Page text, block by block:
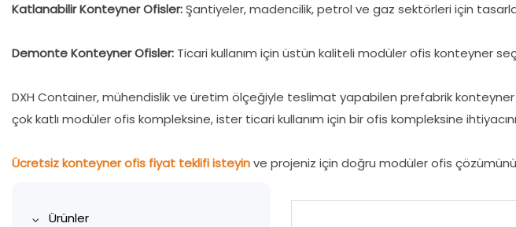
Katlanabilir Konteyner Ofisler:Şantiyeler, madencilik, petrol ve gaz sektörleri için
Demonte Konteyner Ofisler: Ticari kullanım için üstün kaliteli modüler ofis konteyner
DXH Container, mühendislik ve üretim ölçeğiyle teslimat yapabilen prefabrik
çok katlı modüler ofis kompleksine, ister ticari kullanım için bir ofis kompleksine
Ücretsiz konteyner ofis fiyat teklifi isteyinve projeniz için doğru modüler ofis
Ürünler